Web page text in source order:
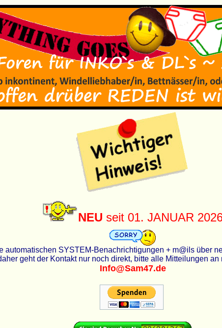
NEU seit 01. JANUAR
automatischen SYSTEM-Benachrichtigungen + m@ils über
geht der Kontakt nur noch direkt, bitte alle Mitteilungen an
Info@Sam47.de